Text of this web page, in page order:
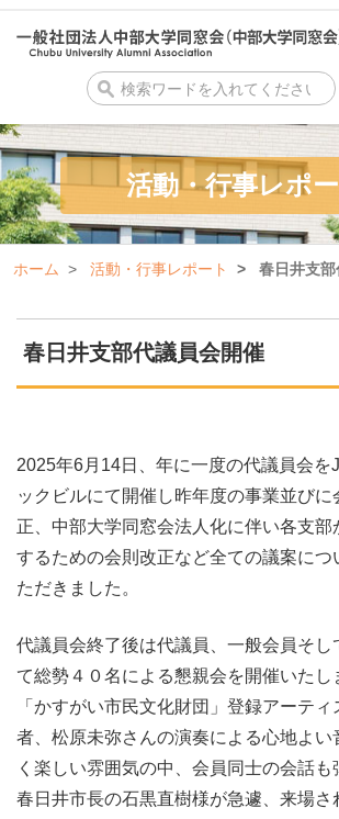
検
索
活動・行事レポ
ホーム 活動・行事レポート 春日井支
春日井支部代議員会開催
2025年6月14日、年に一度の代議員会を
ックビルにて開催し昨年度の事業並びに
正、中部大学同窓会法人化に伴い各支部
するための会則改正など全ての議案につ
ただきました。
代議員会終了後は代議員、一般会員そし
て総勢４０名による懇親会を開催いたし
「かすがい市民文化財団」登録アーテ
者、松原未弥さんの演奏による心地よい
く楽しい雰囲気の中、会員同士の会話も
春日井市長の石黒直樹様が急遽、来場さ